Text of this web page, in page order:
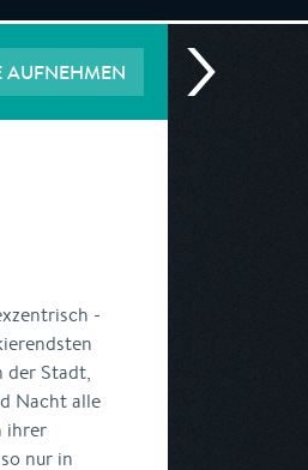
AUFNEHMEN
-
der Stadt,
Nacht alle
ihrer
nur in